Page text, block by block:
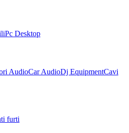
Pc Desktop
AudioCar AudioDj EquipmentCavi
furti